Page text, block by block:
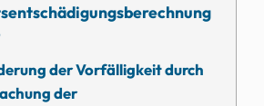
der Vorfälligkeit durch
der